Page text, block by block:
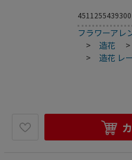
4511255439300
フラワーアレ
> 造花
> 造花 レ